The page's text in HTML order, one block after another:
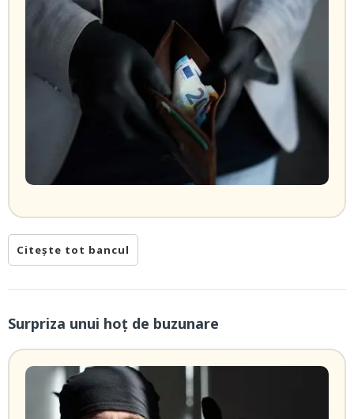
Citește tot bancul
Surpriza unui hoţ de buzunare